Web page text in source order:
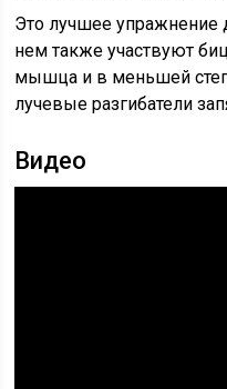
Это лучшее упражнение
нем также участвуют
мышца и в меньшей
лучевые разгибатели
Видео